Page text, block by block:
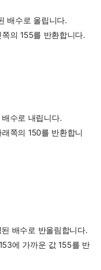
배수로 올립니다.
의 155를 반환합니다.
수로 내립니다.
쪽의 150를 반환합니
배수로 반올림합니다.
에 가까운 값 155를 반